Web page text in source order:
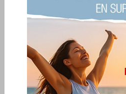
Future
Team” program
Company
publié le 26/07/2023 à 11:21